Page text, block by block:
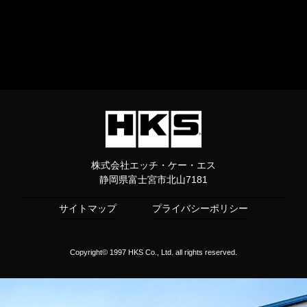
株式会社エッチ・ケー・エス
静岡県富士宮市北山7181
サイトマップ プライバシーポリシー
Copyright© 1997 HKS Co., Ltd. all rights reserved.